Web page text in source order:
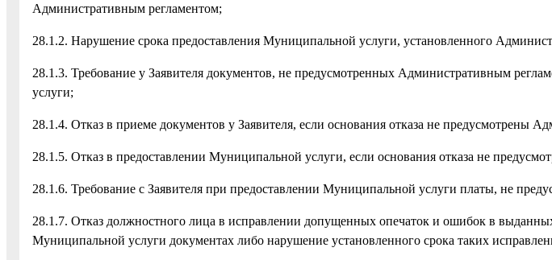
Административным регламентом;
28.1.2. Нарушение срока предоставления Муниципальной услуги, установленного
28.1.3. Требование у Заявителя документов, не предусмотренных Административным
услуги;
28.1.4. Отказ в приеме документов у Заявителя, если основания отказа не предусмотрены
28.1.5. Отказ в предоставлении Муниципальной услуги, если основания отказа не
28.1.6. Требование с Заявителя при предоставлении Муниципальной услуги платы, не
28.1.7. Отказ должностного лица в исправлении допущенных опечаток и ошибок в выданных
Муниципальной услуги документах либо нарушение установленного срока таких